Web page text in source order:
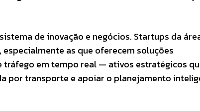
de inovação e negócios. Startups da
as que oferecem soluções
tráfego em tempo real — ativos estratégicos
por transporte e apoiar o planejamento